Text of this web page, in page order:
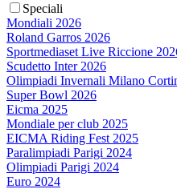
Speciali
Mondiali 2026
Roland Garros 2026
Sportmediaset Live Riccione
Scudetto Inter 2026
Olimpiadi Invernali Milano
Super Bowl 2026
Eicma 2025
Mondiale per club 2025
EICMA Riding Fest 2025
Paralimpiadi Parigi 2024
Olimpiadi Parigi 2024
Euro 2024